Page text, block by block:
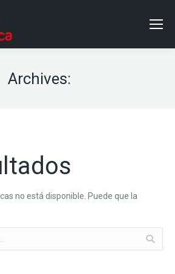
Archives:
no está disponible. Puede que la